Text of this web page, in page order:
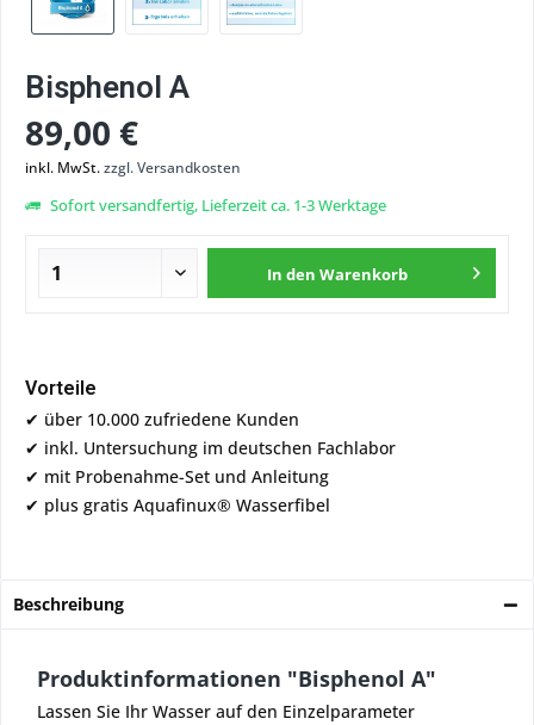
Bisphenol A
89,00 €
inkl. MwSt.zzgl. Versandkosten
Sofort versandfertig, Lieferzeit ca. 1-3 Werktage
In den Warenkorb
Vorteile
✔ über 10.000 zufriedene Kunden
✔ inkl. Untersuchung im deutschen Fachlabor
✔ mit Probenahme-Set und Anleitung
✔ plus gratis Aquafinux® Wasserfibel
Beschreibung
Produktinformationen "Bisphenol A"
Lassen Sie Ihr Wasser auf den Einzelparameter